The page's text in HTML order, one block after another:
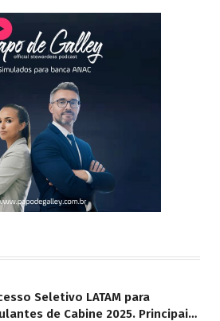
Seletivo LATAM para
de Cabine 2025. Principais